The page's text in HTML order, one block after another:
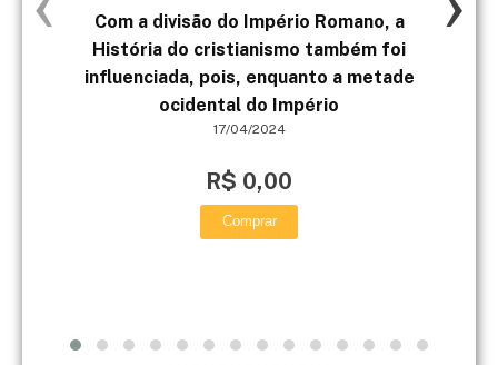
Com a divisão do Império Romano, a
História do cristianismo também foi
influenciada, pois, enquanto a metade
ocidental do Império
17/04/2024
R$ 0,00
Comprar